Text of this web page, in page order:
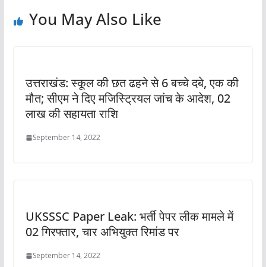
You May Also Like
उत्तराखंड: स्कूल की छत ढहने से 6 बच्चे दबे, एक की
मौत; सीएम ने दिए मजिस्ट्रियल जांच के आदेश, 02
लाख की सहायता राशि
September 14, 2022
UKSSSC Paper Leak: भर्ती पेपर लीक मामले में
02 गिरफ्तार, चार अभियुक्त रिमांड पर
September 14, 2022